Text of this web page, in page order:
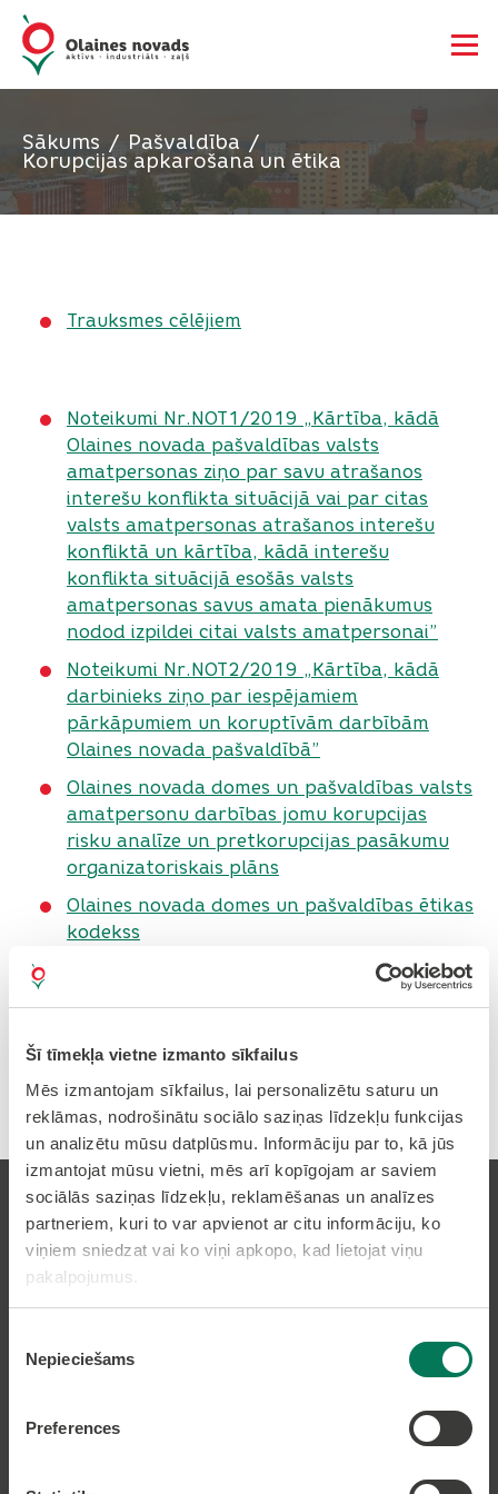
Šī tīmekļa vietne izmanto sīkfailus
Mēs izmantojam sīkfailus, lai personalizētu saturu un
reklāmas, nodrošinātu sociālo saziņas līdzekļu funkcijas
un analizētu mūsu datplūsmu. Informāciju par to, kā jūs
izmantojat mūsu vietni, mēs arī kopīgojam ar saviem
sociālās saziņas līdzekļu, reklamēšanas un analīzes
partneriem, kuri to var apvienot ar citu informāciju, ko
viņiem sniedzat vai ko viņi apkopo, kad lietojat viņu
pakalpojumus.
izvēle
Nepieciešams
Preferences
Sākums Pašvaldība
Korupcijas apkarošana un ētika
Trauksmes cēlējiem
Noteikumi Nr.NOT1/2019 „Kārtība, kādā
Olaines novada pašvaldības valsts
amatpersonas ziņo par savu atrašanos
interešu konflikta situācijā vai par citas
valsts amatpersonas atrašanos interešu
konfliktā un kārtība, kādā interešu
konflikta situācijā esošās valsts
amatpersonas savus amata pienākumus
nodod izpildei citai valsts amatpersonai”
Noteikumi Nr.NOT2/2019 „Kārtība, kādā
darbinieks ziņo par iespējamiem
pārkāpumiem un koruptīvām darbībām
Olaines novada pašvaldībā”
Olaines novada domes un pašvaldības valsts
amatpersonu darbības jomu korupcijas
risku analīze un pretkorupcijas pasākumu
organizatoriskais plāns
Olaines novada domes un pašvaldības ētikas
kodekss
tiešsaistes ziņošanas platforma